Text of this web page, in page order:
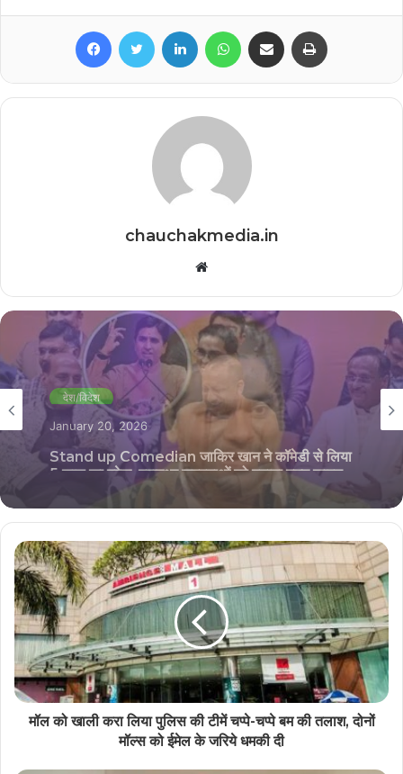
FacebookTwitter LinkedIn WhatsAppShare via Email
chauchakmedia.in
Website
देश/विदेश
December 25, 2025
सीएम योगी आदित्यनाथ को लेकर कवि कुमार विश्वास ने की
मजेदार बात, वीडियो हो रहा गायरल
मॉल को खाली करा लिया पुलिस की टीमें चप्पे-चप्पे बम की तलाश, दोनों
मॉल्स को ईमेल के जरिये धमकी दी